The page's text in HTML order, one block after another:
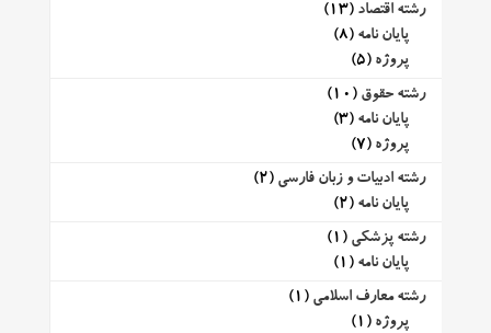
رشته اقتصاد (13)
پایان نامه (8)
پروژه (5)
رشته حقوق (10)
پایان نامه (3)
پروژه (7)
رشته ادبیات و زبان فارسی (2)
پایان نامه (2)
رشته پزشکی (1)
پایان نامه (1)
رشته معارف اسلامی (1)
پروژه (1)